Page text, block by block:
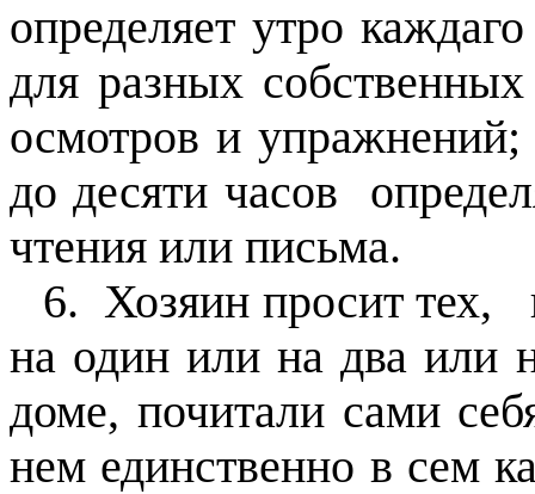
определяет утро
для разных
осмотров и упражнений;
до десяти часов
чтения или письма.
6. Хозяин просит тех,
на один или на два или
доме, почитали сами
нем единственно в сем